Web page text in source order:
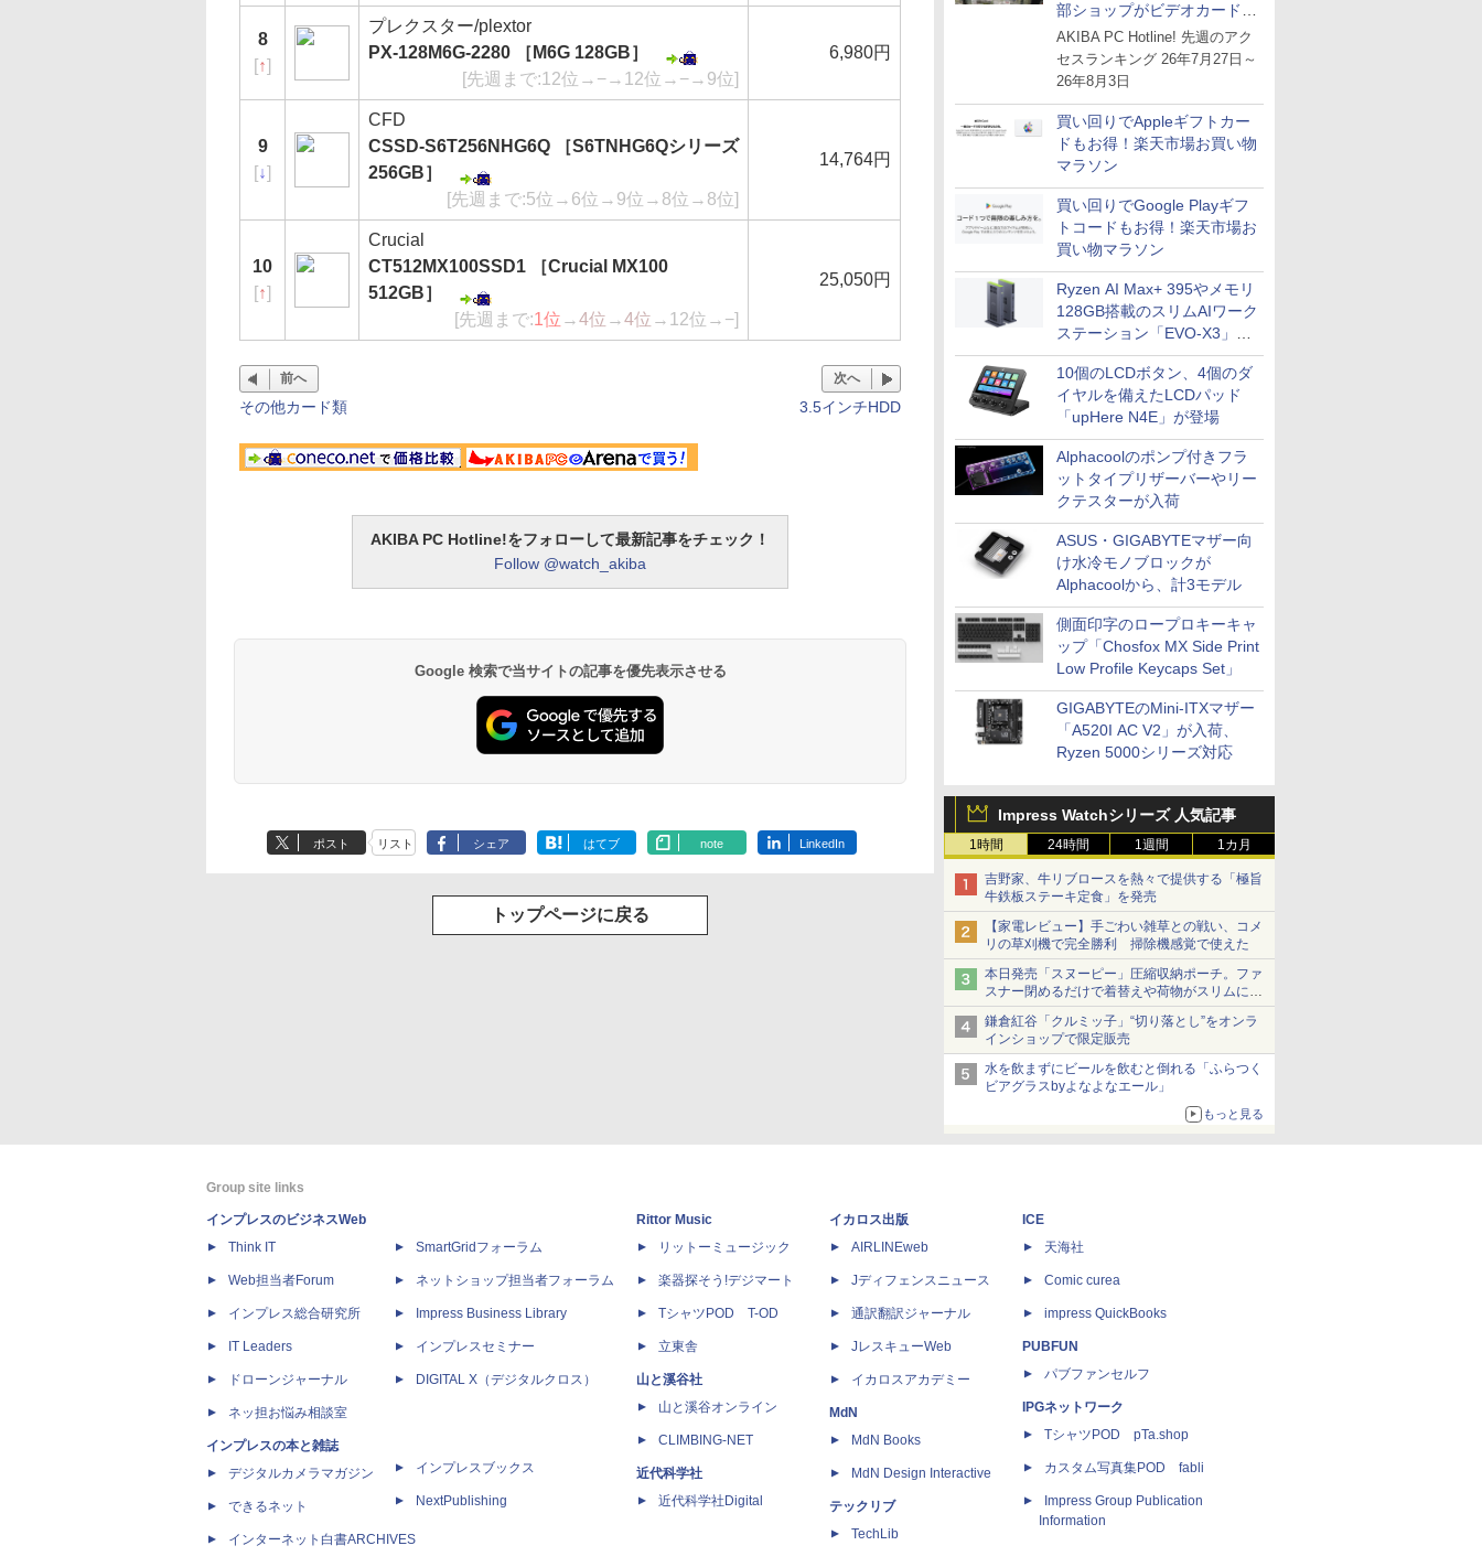
部ショップがビデオカードの
購入制限を実施したニュース
が注目を集める
AKIBA PC Hotline! 先週のアク
セスランキング 26年7月27日～
26年8月3日
買い回りでAppleギフトカー
ドもお得！楽天市場お買い物
マラソン
買い回りでGoogle Playギフ
トコードもお得！楽天市場お
買い物マラソン
Ryzen AI Max+ 395やメモリ
128GB搭載のスリムAIワーク
ステーション「EVO-X3」が
GMKtecから
10個のLCDボタン、4個のダ
イヤルを備えたLCDパッド
「upHere N4E」が登場
Alphacoolのポンプ付きフラ
ットタイプリザーバーやリー
クテスターが入荷
ASUS・GIGABYTEマザー向
け水冷モノブロックが
Alphacoolから、計3モデル
側面印字のロープロキーキャ
ップ「Chosfox MX Side Print
Low Profile Keycaps Set」
GIGABYTEのMini-ITXマザー
「A520I AC V2」が入荷、
Ryzen 5000シリーズ対応
Impress Watchシリーズ 人気記事
1時間 24時間 1週間 1カ月
吉野家、牛リブロースを熱々で提供する「極旨
牛鉄板ステーキ定食」を発売
【家電レビュー】手ごわい雑草との戦い、コメ
リの草刈機で完全勝利 掃除機感覚で使えた
本日発売「スヌーピー」圧縮収納ポーチ。ファ
スナー閉めるだけで着替えや荷物がスリムにま
とまる
鎌倉紅谷「クルミッ子」“切り落とし”をオンラ
インショップで限定販売
水を飲まずにビールを飲むと倒れる「ふらつく
ビアグラスbyよなよなエール」
もっと見る
8
[↑]
プレクスター/plextor
PX-128M6G-2280 ［M6G 128GB］
[先週まで:12位→−→12位→−→9位]
6,980円
9
[↓]
CFD
CSSD-S6T256NHG6Q ［S6TNHG6Qシリーズ
256GB］
[先週まで:5位→6位→9位→8位→8位]
14,764円
10
[↑]
Crucial
CT512MX100SSD1 ［Crucial MX100
512GB］
[先週まで:1位 →4位 →4位 →12位→−]
25,050円
前へ
その他カード類
次へ
3.5インチHDD
AKIBA PC Hotline!をフォローして最新記事をチェック！
Follow @watch_akiba
Google 検索で当サイトの記事を優先表示させる
ポスト リスト シェア はてブ note LinkedIn
トップページに戻る
Group site links
インプレスのビジネスWeb
Think IT
Web担当者Forum
インプレス総合研究所
IT Leaders
ドローンジャーナル
ネッ担お悩み相談室
インプレスの本と雑誌
デジタルカメラマガジン
できるネット
インターネット白書ARCHIVES
SmartGridフォーラム
ネットショップ担当者フォーラム
Impress Business Library
インプレスセミナー
DIGITAL X（デジタルクロス）
インプレスブックス
NextPublishing
Rittor Music
リットーミュージック
楽器探そう!デジマート
TシャツPOD T-OD
立東舎
山と溪谷社
山と溪谷オンライン
CLIMBING-NET
近代科学社
近代科学社Digital
イカロス出版
AIRLINEweb
Jディフェンスニュース
通訳翻訳ジャーナル
JレスキューWeb
イカロスアカデミー
MdN
MdN Books
MdN Design Interactive
テックリブ
TechLib
ICE
天海社
Comic curea
impress QuickBooks
PUBFUN
パブファンセルフ
IPGネットワーク
TシャツPOD pTa.shop
カスタム写真集POD fabli
Impress Group Publication
Information